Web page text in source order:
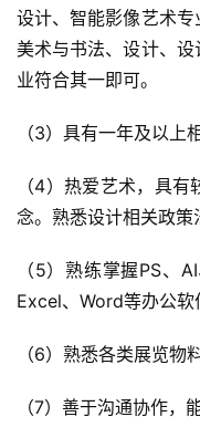
设计、智能影像艺术专
美术与书法、设计、
业符合其一即可。
（3）具有一年及以上
（4）热爱艺术，具
念。熟悉设计相关政策
（5）熟练掌握PS、
Excel、Word等办公软
（6）熟悉各类展览物
（7）善于沟通协作，